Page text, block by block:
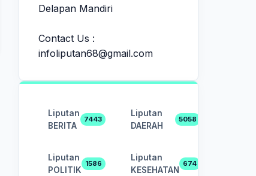
Delapan Mandiri
Contact Us :
infoliputan68@gmail.com
Liputan
BERITA
7443
Liputan
DAERAH
5058
Liputan
POLITIK
1586
Liputan
KESEHATAN
674